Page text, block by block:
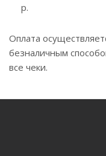
р.
Оплата
безналичным
все чеки.